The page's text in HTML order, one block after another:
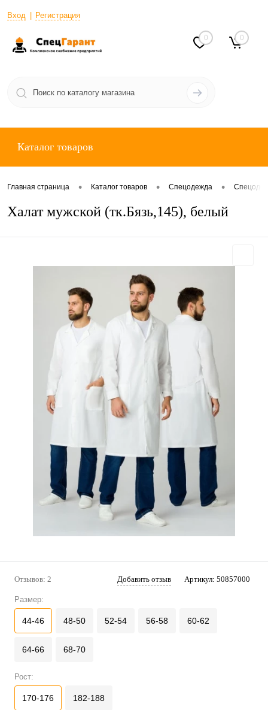
Вход Регистрация
0 0
Каталог товаров
Главная страница • Каталог товаров • Спецодежда •
Халат мужской (тк.Бязь,145), белый
Отзывов: 2 Добавить отзыв Артикул: 50857000
Размер:
44-46 48-50 52-54 56-58 60-62
64-66 68-70
Рост:
170-176 182-188